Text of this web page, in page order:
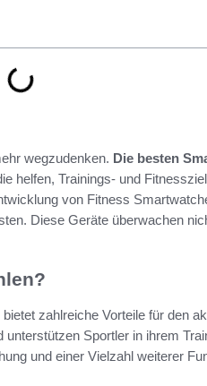
wegzudenken. Die besten
helfen, Trainings- und
von Fitness
Diese Geräte überwachen
zahlreiche Vorteile für den
Sportler in ihrem
und einer Vielzahl weiterer